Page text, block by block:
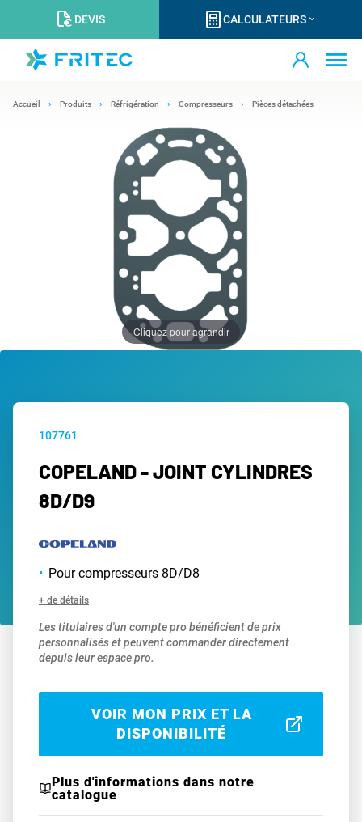
DEVIS CALCULATEURS
Accueil Produits Réfrigération Compresseurs Pièces détachées
Cliquez pour agrandir
107761
COPELAND - JOINT CYLINDRES
8D/D9
Pour compresseurs 8D/D8
+ de détails
Les titulaires d'un compte pro bénéficient de prix
personnalisés et peuvent commander directement
depuis leur espace pro.
VOIR MON PRIX ET LA
DISPONIBILITÉ
Plus d'informations dans notre
catalogue